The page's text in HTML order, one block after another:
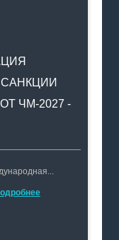
ЧМ-2027 -